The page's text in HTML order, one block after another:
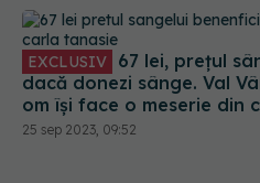
EXCLUSIV
dacă donezi sânge. Val
om își face o meserie din
pentru 67 lei lumea nu
25 sep 2023, 09:52